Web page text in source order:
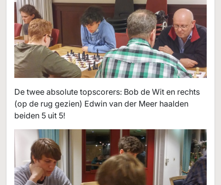
De twee absolute topscorers: Bob de Wit en rechts
(op de rug gezien) Edwin van der Meer haalden
beiden 5 uit 5!